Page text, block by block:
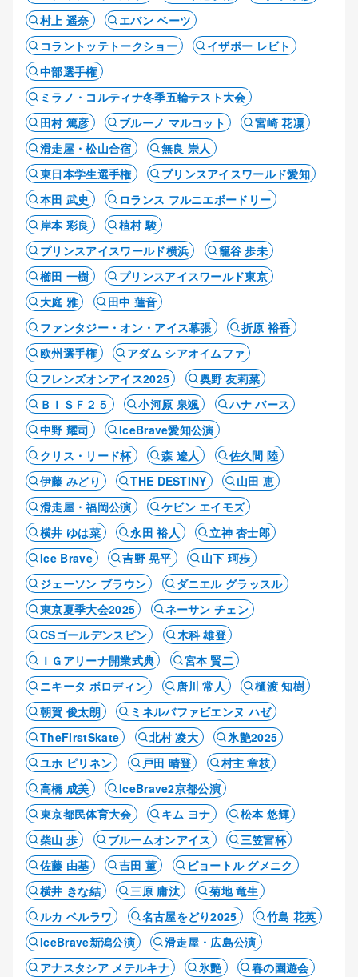
村上 遥奈
エバン ベーツ
コラントッテトークショー
イザボー レビト
中部選手権
ミラノ・コルティナ冬季五輪テスト大会
田村 篤彦
ブルーノ マルコット
宮崎 花凜
滑走屋・松山合宿
無良 崇人
東日本学生選手権
プリンスアイスワールド愛知
本田 武史
ロランス フルニエボードリー
岸本 彩良
植村 駿
プリンスアイスワールド横浜
籠谷 歩未
櫛田 一樹
プリンスアイスワールド東京
大庭 雅
田中 蓮音
ファンタジー・オン・アイス幕張
折原 裕香
欧州選手権
アダム シアオイムファ
フレンズオンアイス2025
奥野 友莉菜
ＢＩＳＦ２５
小河原 泉颯
ハナ バース
中野 耀司
IceBrave愛知公演
クリス・リード杯
森 遼人
佐久間 陸
伊藤 みどり
THE DESTINY
山田 恵
滑走屋・福岡公演
ケビン エイモズ
横井 ゆは菜
永田 裕人
立神 杏士郎
Ice Brave
吉野 晃平
山下 珂歩
ジェーソン ブラウン
ダニエル グラッスル
東京夏季大会2025
ネーサン チェン
CSゴールデンスピン
木科 雄登
ＩＧアリーナ開業式典
宮本 賢二
ニキータ ボロディン
唐川 常人
樋渡 知樹
朝賀 俊太朗
ミネルバファビエンヌ ハゼ
TheFirstSkate
北村 凌大
氷艶2025
ユホ ピリネン
戸田 晴登
村主 章枝
高橋 成美
IceBrave2京都公演
東京都民体育大会
キム ヨナ
松本 悠輝
柴山 歩
ブルームオンアイス
三笠宮杯
佐藤 由基
吉田 菫
ピョートル グメニク
横井 きな結
三原 庸汰
菊地 竜生
ルカ ベルラワ
名古屋をどり2025
竹島 花英
IceBrave新潟公演
滑走屋・広島公演
アナスタシア メテルキナ
氷艶
春の園遊会